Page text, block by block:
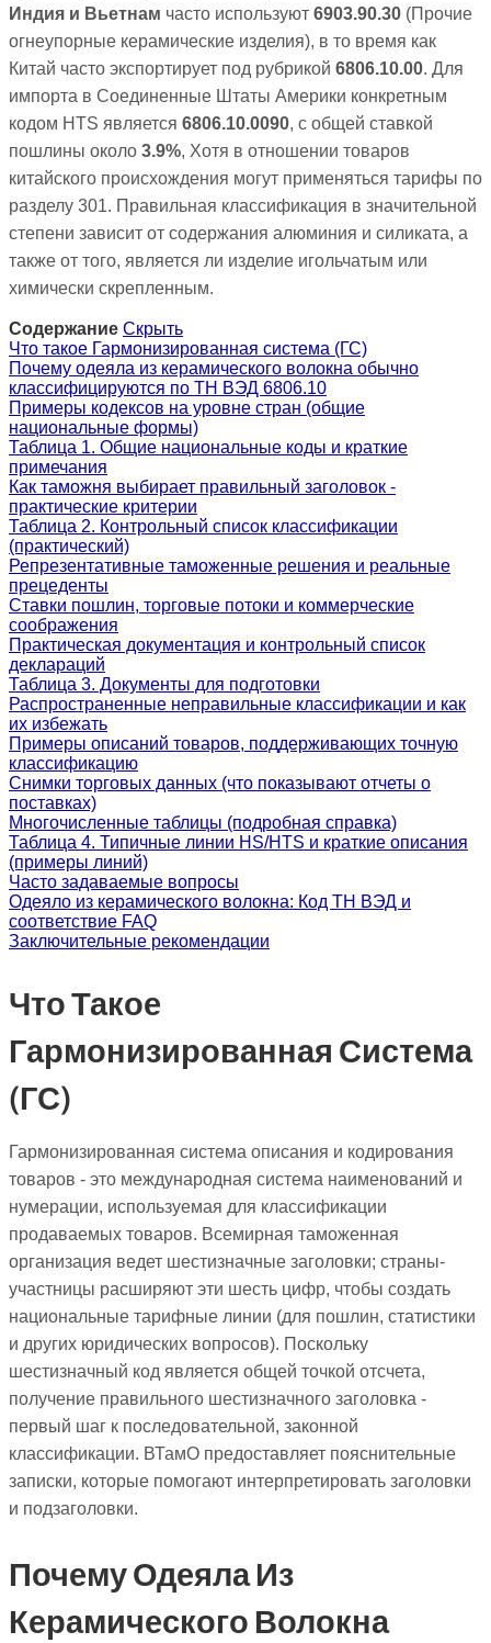
Индия и Вьетнам часто используют 6903.90.30 (Прочие
огнеупорные керамические изделия), в то время как
Китай часто экспортирует под рубрикой 6806.10.00. Для
импорта в Соединенные Штаты Америки конкретным
кодом HTS является 6806.10.0090, с общей ставкой
пошлины около 3.9%, Хотя в отношении товаров
китайского происхождения могут применяться тарифы по
разделу 301. Правильная классификация в значительной
степени зависит от содержания алюминия и силиката, а
также от того, является ли изделие игольчатым или
химически скрепленным.
Содержание Скрыть
Что такое Гармонизированная система (ГС)
Почему одеяла из керамического волокна обычно
классифицируются по ТН ВЭД 6806.10
Примеры кодексов на уровне стран (общие
национальные формы)
Таблица 1. Общие национальные коды и краткие
примечания
Как таможня выбирает правильный заголовок -
практические критерии
Таблица 2. Контрольный список классификации
(практический)
Репрезентативные таможенные решения и реальные
прецеденты
Ставки пошлин, торговые потоки и коммерческие
соображения
Практическая документация и контрольный список
деклараций
Таблица 3. Документы для подготовки
Распространенные неправильные классификации и как
их избежать
Примеры описаний товаров, поддерживающих точную
классификацию
Снимки торговых данных (что показывают отчеты о
поставках)
Многочисленные таблицы (подробная справка)
Таблица 4. Типичные линии HS/HTS и краткие описания
(примеры линий)
Часто задаваемые вопросы
Одеяло из керамического волокна: Код ТН ВЭД и
соответствие FAQ
Заключительные рекомендации
Что Такое
Гармонизированная Система
(ГС)
Гармонизированная система описания и кодирования
товаров - это международная система наименований и
нумерации, используемая для классификации
продаваемых товаров. Всемирная таможенная
организация ведет шестизначные заголовки; страны-
участницы расширяют эти шесть цифр, чтобы создать
национальные тарифные линии (для пошлин, статистики
и других юридических вопросов). Поскольку
шестизначный код является общей точкой отсчета,
получение правильного шестизначного заголовка -
первый шаг к последовательной, законной
классификации. ВТамО предоставляет пояснительные
записки, которые помогают интерпретировать заголовки
и подзаголовки.
Почему Одеяла Из
Керамического Волокна